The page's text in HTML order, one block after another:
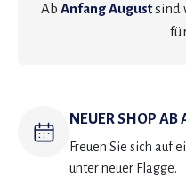
Ab Anfang Augustsind
NEUER SHOP AB
Freuen Sie sich auf
unter neuer Flagge.